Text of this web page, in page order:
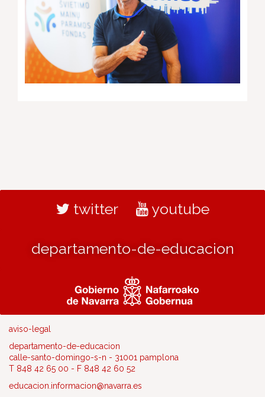
twitter youtube
departamento-de-educacion
aviso-legal
departamento-de-educacion
calle-santo-domingo-s-n - 31001 pamplona
T 848 42 65 00 - F 848 42 60 52
educacion.informacion@navarra.es